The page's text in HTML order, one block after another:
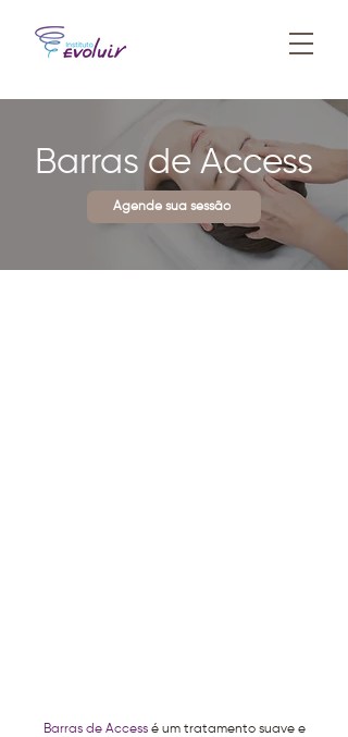
Barras de Access
Agende sua sessão
Barras de Accessé um tratamento suave e